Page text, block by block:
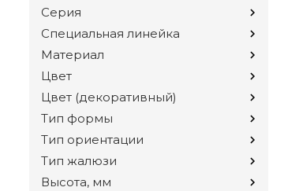
Серия
Специальная линейка
Материал
Цвет
Цвет (декоративный)
Тип формы
Тип ориентации
Тип жалюзи
Высота, мм